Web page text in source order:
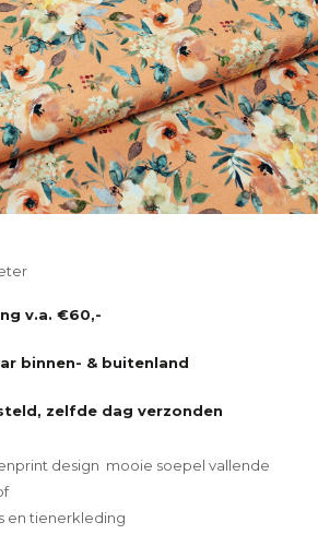
Katoen
Grootverbruik
Tijdpakker stof
v.a. €60,-
binnen- & buitenland
zelfde dag verzonden
design mooie soepel vallende
en tienerkleding